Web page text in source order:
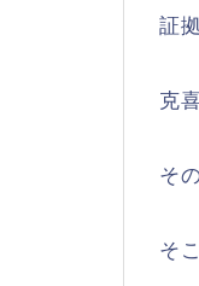
証
克
そ
そ